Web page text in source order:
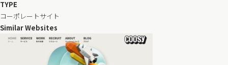
TYPE
コーポレートサイト
Similar Websites